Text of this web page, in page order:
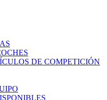
DE COMPETICIÓN